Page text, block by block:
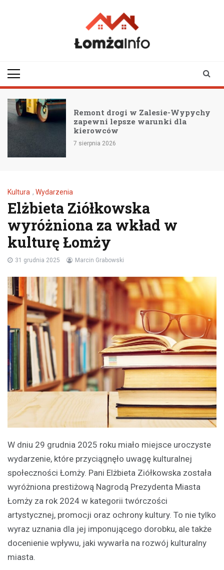
Remont drogi w Zalesie-Wypychy
zapewni lepsze warunki dla
kierowców
7 sierpnia 2026
Kultura , Wydarzenia
Elżbieta Ziółkowska
wyróżniona za wkład w
kulturę Łomży
31 grudnia 2025 Marcin Grabowski
W dniu 29 grudnia 2025 roku miało miejsce uroczyste
wydarzenie, które przyciągnęło uwagę kulturalnej
społeczności Łomży. Pani Elżbieta Ziółkowska została
wyróżniona prestiżową Nagrodą Prezydenta Miasta
Łomży za rok 2024 w kategorii twórczości
artystycznej, promocji oraz ochrony kultury. To nie tylko
wyraz uznania dla jej imponującego dorobku, ale także
docenienie wpływu, jaki wywarła na rozwój kulturalny
miasta.